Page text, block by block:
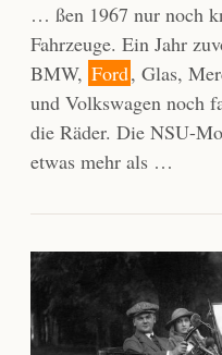
… ßen 1967 nur noch
Fahrzeuge. Ein Jahr
BMW, Ford, Glas,
und Volkswagen noch
die Räder. Die NSU-
etwas mehr als …